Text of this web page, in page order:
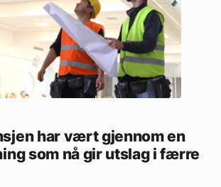
har vært gjennom en
som nå gir utslag i færre